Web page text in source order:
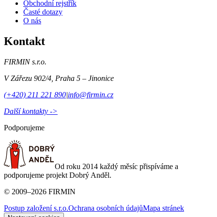
Obchodní rejstřík
Časté dotazy
O nás
Kontakt
FIRMIN s.r.o.
V Zářezu 902/4 Praha 5 – Jinonice
(+420) 211 221 890|info@firmin.cz
Další kontakty ->
Podporujeme
Od roku 2014 každý měsíc přispíváme a
podporujeme projekt Dobrý Anděl.
© 2009–2026 FIRMIN
Postup založení s.r.o.Ochrana osobních údajůMapa stránek